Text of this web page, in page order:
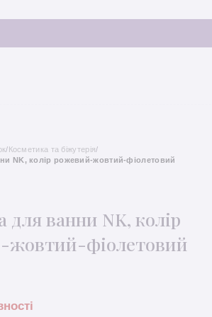
/Косметика та біжутерія/
NK, колір рожевий-жовтий-фіолетовий
для ванни NK, колір
жовтий-фіолетовий